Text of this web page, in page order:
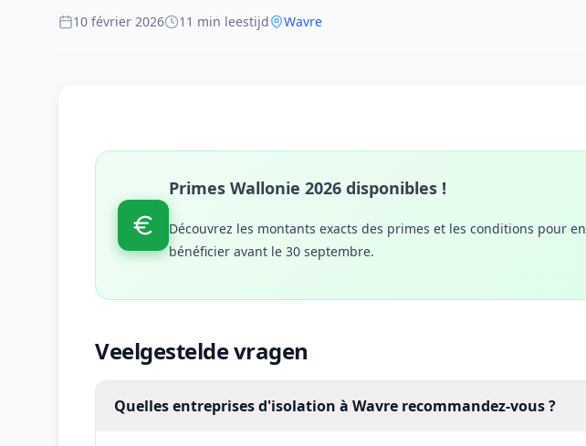
10 février 2026 11 min leestijd Wavre
Primes Wallonie 2026 disponibles !
Découvrez les montants exacts des primes et les conditions pour en
bénéficier avant le 30 septembre.
Veelgestelde vragen
Quelles entreprises d'isolation à Wavre recommandez-vous ?